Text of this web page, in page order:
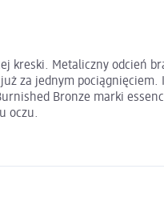
kreski. Metaliczny odcień
za jednym pociągnięciem.
Bronze marki
oczu.